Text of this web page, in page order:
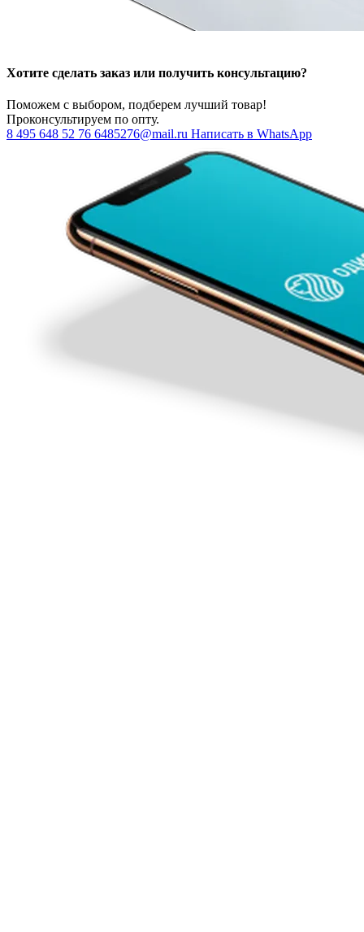
Хотите сделать заказ или получить консультацию?
Поможем с выбором, подберем лучший товар!
Проконсультируем по опту.
8 495 648 52 76 6485276@mail.ru Написать в WhatsApp